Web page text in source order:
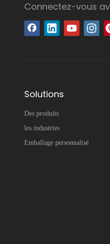
Connectez-vous
Solutions
Des produits
les industries
Emballage personnalisé